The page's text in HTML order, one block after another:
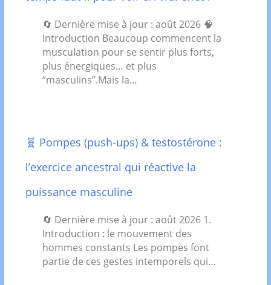
🔄 Dernière mise à jour : août 2026 🧠
Introduction Beaucoup commencent la
musculation pour se sentir plus forts,
plus énergiques… et plus
“masculins”.Mais la…
🧬 Pompes (push-ups) & testostérone :
l’exercice ancestral qui réactive la
puissance masculine
🔄 Dernière mise à jour : août 2026 1.
Introduction : le mouvement des
hommes constants Les pompes font
partie de ces gestes intemporels qui…